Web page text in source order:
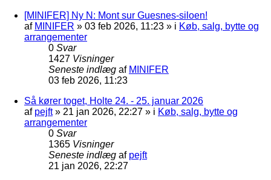
[MINIFER] Ny N: Mont sur Guesnes-siloen!
af MINIFER » 03 feb 2026, 11:23 » i Køb, salg, bytte og
arrangementer
0 Svar
1427 Visninger
Seneste indlæg af MINIFER
03 feb 2026, 11:23
Så kører toget, Holte 24. - 25. januar 2026
af pejft» 21 jan 2026, 22:27 » i Køb, salg, bytte og
arrangementer
0 Svar
1365 Visninger
Seneste indlæg af pejft
21 jan 2026, 22:27